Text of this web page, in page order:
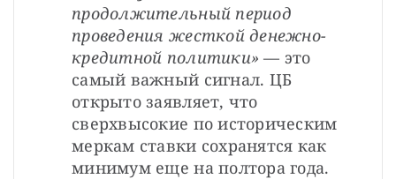
продолжительный период
проведения жесткой денежно-
кредитной политики» — это
самый важный сигнал. ЦБ
открыто заявляет, что
сверхвысокие по историческим
меркам ставки сохранятся как
минимум еще на полтора года.